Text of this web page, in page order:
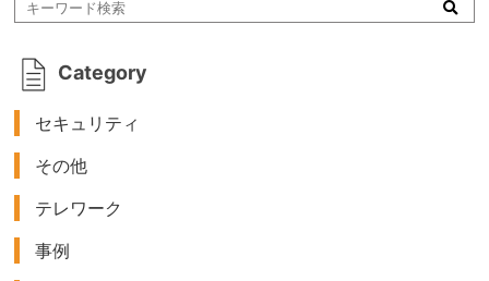
Category
セキュリティ
その他
テレワーク
事例